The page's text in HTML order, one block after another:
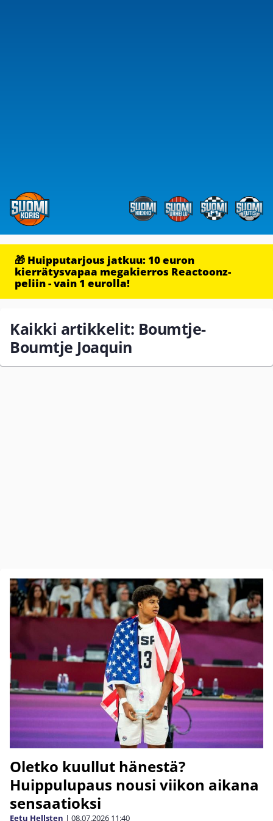
🎁 Huipputarjous jatkuu: 10 euron
kierrätysvapaa megakierros Reactoonz-
peliin - vain 1 eurolla!
Kaikki artikkelit: Boumtje-
Boumtje Joaquin
Oletko kuullut hänestä?
Huippulupaus nousi viikon aikana
sensaatioksi
Eetu Hellsten | 08.07.2026 11:40